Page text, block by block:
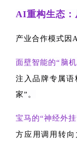
AI重构生态
产业合作模式因
面壁智能的“脑机
注入品牌专属语
家”。
宝马的“神经外挂
方应用调用转